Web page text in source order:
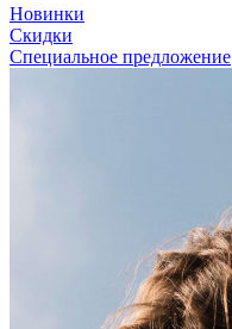
Новинки
Скидки
Специальное предложение